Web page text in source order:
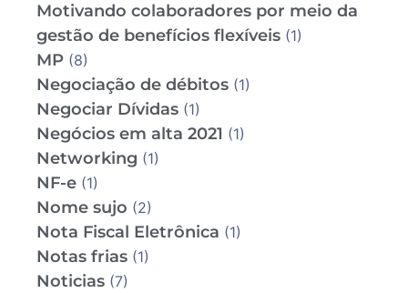
Motivando colaboradores por meio da
gestão de benefícios flexíveis (1)
MP (8)
Negociação de débitos (1)
Negociar Dívidas (1)
Negócios em alta 2021 (1)
Networking (1)
NF-e (1)
Nome sujo (2)
Nota Fiscal Eletrônica (1)
Notas frias (1)
Noticias (7)